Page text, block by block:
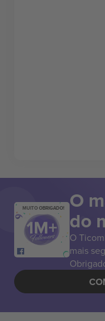
MUITO OBRIGADO! O
do
O
mais